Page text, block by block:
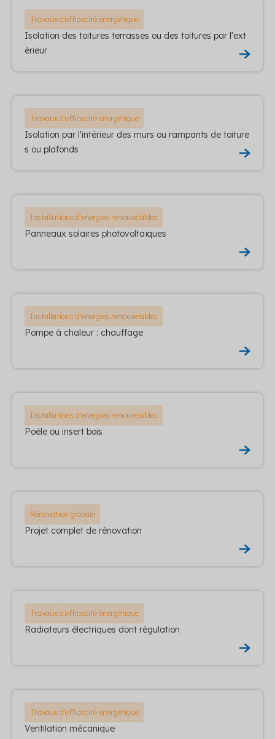
Travaux d'efficacité énergétique
Isolation des toitures terrasses ou des toitures par l'ext
érieur
Travaux d'efficacité énergétique
Isolation par l'intérieur des murs ou rampants de toiture
s ou plafonds
Installations d'énergies renouvelables
Panneaux solaires photovoltaïques
Installations d'énergies renouvelables
Pompe à chaleur : chauffage
Installations d'énergies renouvelables
Poêle ou insert bois
Rénovation globale
Projet complet de rénovation
Travaux d'efficacité énergétique
Radiateurs électriques dont régulation
Travaux d'efficacité énergétique
Ventilation mécanique